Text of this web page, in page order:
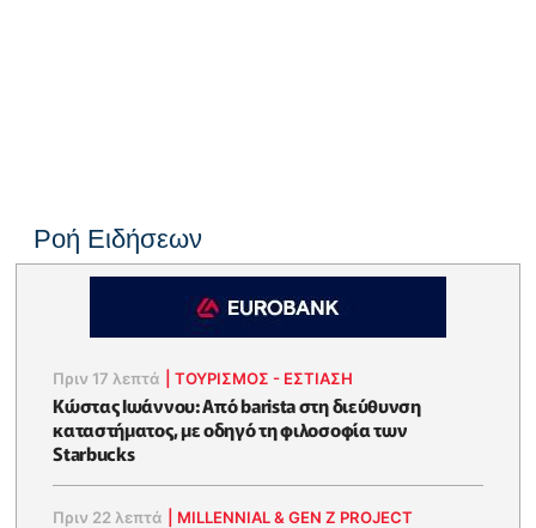
Ροή Ειδήσεων
Πριν 17 λεπτά |ΤΟΥΡΙΣΜΟΣ - ΕΣΤΙΑΣΗ
Κώστας Ιωάννου: Από barista στη διεύθυνση
καταστήματος, με οδηγό τη φιλοσοφία των
Starbucks
Πριν 22 λεπτά MILLENNIAL & GEN Z PROJECT